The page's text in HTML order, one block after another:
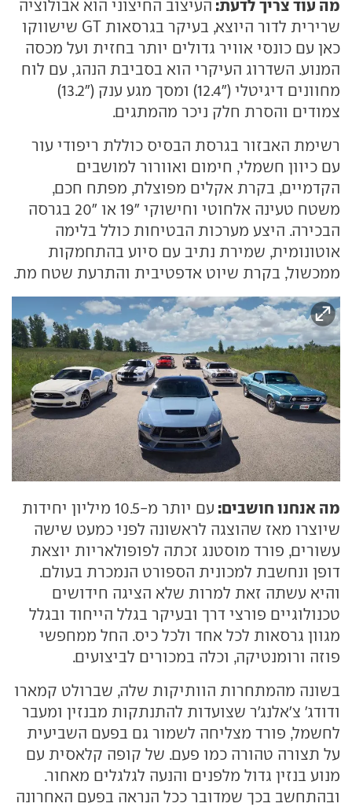
מה עוד צריך לדעת: העיצוב החיצוני הוא אבולוציה
שרירית לדור היוצא, בעיקר בגרסאות GT שישווקו
כאן עם כונסי אוויר גדולים יותר בחזית ועל מכסה
המנוע. השדרוג העיקרי הוא בסביבת הנהג, עם לוח
מחוונים דיגיטלי ("12.4) ומסך מגע ענק ("13.2)
צמודים והסרת חלק ניכר מהמתגים.
רשימת האבזור בגרסת הבסיס כוללת ריפודי עור
עם כיוון חשמלי, חימום ואוורור למושבים
הקדמיים, בקרת אקלים מפוצלת, מפתח חכם,
משטח טעינה אלחוטי וחישוקי "19 או "20 בגרסה
הבכירה. היצע מערכות הבטיחות כולל בלימה
אוטונומית, שמירת נתיב עם סיוע בהתחמקות
ממכשול, בקרת שיוט אדפטיבית והתרעת שטח מת.
מה אנחנו חושבים:
עם יותר מ-10.5 מיליון יחידות
שיוצרו מאז שהוצגה לראשונה לפני כמעט שישה
עשורים, פורד מוסטנג זכתה לפופולאריות יוצאת
דופן ונחשבת למכונית הספורט הנמכרת בעולם.
והיא עשתה זאת למרות שלא הציגה חידושים
טכנולוגיים פורצי דרך ובעיקר בגלל הייחוד ובגלל
מגוון גרסאות לכל אחד ולכל כיס. החל ממחפשי
פוזה ורומנטיקה, וכלה במכורים לביצועים.
בשונה מהמתחרות הוותיקות שלה, שברולט קמארו
ודודג' צ'אלנג'ר שצועדות להתנתקות מבנזין ומעבר
לחשמל, פורד מצליחה לשמור גם בפעם השביעית
על תצורה טהורה כמו פעם. של קופה קלאסית עם
מנוע בנזין גדול מלפנים והנעה לגלגלים מאחור.
ובהתחשב בכך שמדובר ככל הנראה בפעם האחרונה